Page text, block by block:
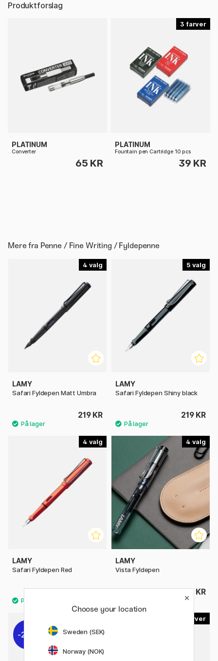
Produktforslag
PLATINUM
Converter
65 KR
3
PLATINUM
Fountain pen Cartridge 10 pcs
39 KR
Mere fra Penne / Fine Writing / Fyldepenne
4
LAMY
Safari Fyldepen Matt Umbra
219 KR
5
LAMY
Safari Fyldepen Shiny black
219 KR
4
LAMY
Safari Fyldepen Red
219 KR
4
LAMY
Vista Fyldepen
219 KR
20%
Choose your location
Sweden (SEK)
Norway (NOK)